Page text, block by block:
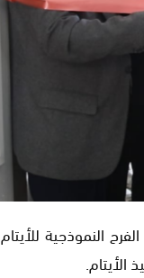
النموذجية للأيتام